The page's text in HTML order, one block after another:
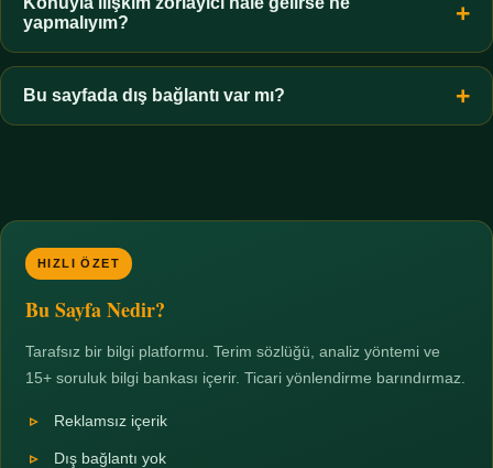
zorunluluktur.
yapmalıyım?
Zaman sınırı koyun, harcadığınız süreyi ölçün ve gerekirse
profesyonel destek alın. Türkiye'de ücretsiz danışma hatları
mevcuttur; yardım istemek güçlü bir adımdır.
Bu sayfada dış bağlantı var mı?
HIZLI ÖZET
Bu Sayfa Nedir?
Tarafsız bir bilgi platformu. Terim sözlüğü, analiz yöntemi ve
15+ soruluk bilgi bankası içerir. Ticari yönlendirme barındırmaz.
Reklamsız içerik
Dış bağlantı yok